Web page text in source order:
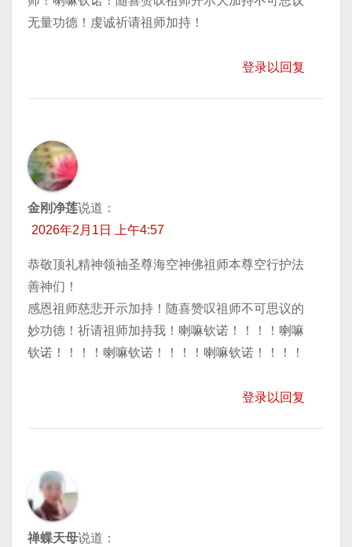
无量功德！虔诚祈请祖师加持！
登录以回复
金刚净莲说道：
2026年2月1日 上午4:57
恭敬顶礼精神领袖圣尊海空神佛祖师本尊空行护法
善神们！
感恩祖师慈悲开示加持！随喜赞叹祖师不可思议的
妙功德！祈请祖师加持我！喇嘛钦诺！！！！喇嘛
钦诺！！！！喇嘛钦诺！！！！喇嘛钦诺！！！！
登录以回复
禅蝶天母说道：